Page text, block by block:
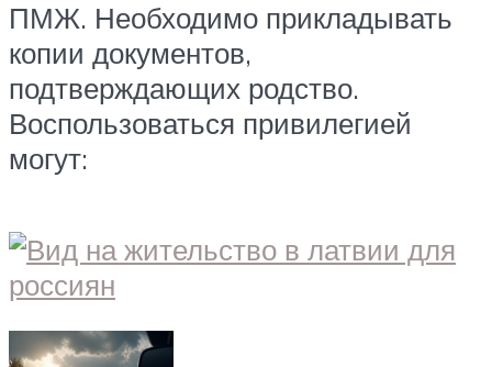
ПМЖ. Необходимо прикладывать
копии документов,
подтверждающих родство.
Воспользоваться привилегией
могут: